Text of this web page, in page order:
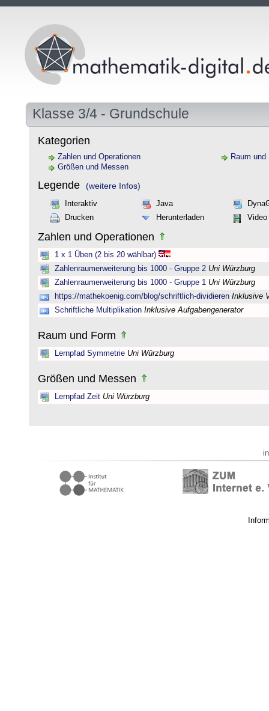
Klasse 3/4 - Grundschule
Kategorien
Zahlen und Operationen
Raum und
Größen und Messen
Legende (weitere Infos)
Interaktiv Java
Drucken
Herunterladen Video
Zahlen und Operationen
1 x 1 Üben (2 bis 20 wählbar)
Zahlenraumerweiterung bis 1000 - Gruppe 2 Uni Würzburg
Zahlenraumerweiterung bis 1000 - Gruppe 1 Uni Würzburg
https://mathekoenig.com/blog/schriftlich-dividieren Inklusive
Schriftliche Multiplikation Inklusive Aufgabengenerator
Raum und Form
Lernpfad Symmetrie Uni Würzburg
Größen und Messen
Lernpfad Zeit Uni Würzburg